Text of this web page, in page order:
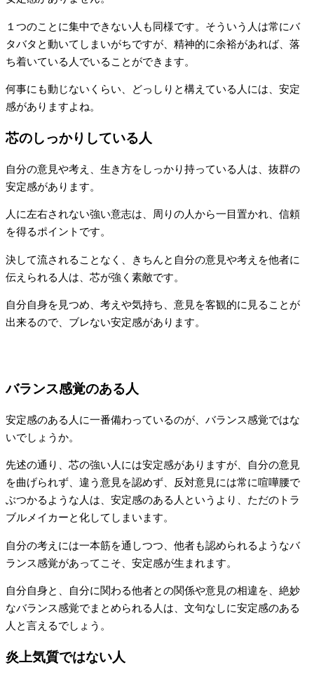
１つのことに集中できない人も同様です。そういう人は常にバ
タバタと動いてしまいがちですが、精神的に余裕があれば、落
ち着いている人でいることができます。
何事にも動じないくらい、どっしりと構えている人には、安定
感がありますよね。
芯のしっかりしている人
自分の意見や考え、生き方をしっかり持っている人は、抜群の
安定感があります。
人に左右されない強い意志は、周りの人から一目置かれ、信頼
を得るポイントです。
決して流されることなく、きちんと自分の意見や考えを他者に
伝えられる人は、芯が強く素敵です。
自分自身を見つめ、考えや気持ち、意見を客観的に見ることが
出来るので、ブレない安定感があります。
バランス感覚のある人
安定感のある人に一番備わっているのが、バランス感覚ではな
いでしょうか。
先述の通り、芯の強い人には安定感がありますが、自分の意見
を曲げられず、違う意見を認めず、反対意見には常に喧嘩腰で
ぶつかるような人は、安定感のある人というより、ただのトラ
ブルメイカーと化してしまいます。
自分の考えには一本筋を通しつつ、他者も認められるようなバ
ランス感覚があってこそ、安定感が生まれます。
自分自身と、自分に関わる他者との関係や意見の相違を、絶妙
なバランス感覚でまとめられる人は、文句なしに安定感のある
人と言えるでしょう。
炎上気質ではない人